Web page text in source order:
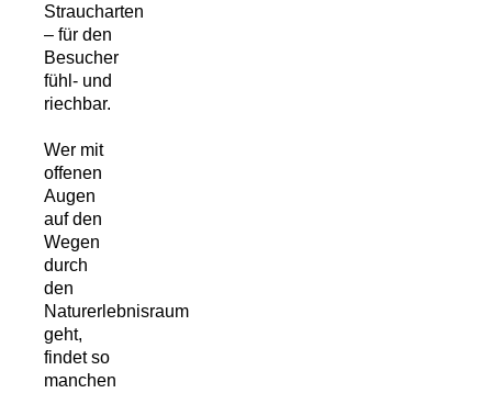
Straucharten
– für den
Besucher
fühl- und
riechbar.
Wer mit
offenen
Augen
auf den
Wegen
durch
den
Naturerlebnisraum
geht,
findet so
manchen